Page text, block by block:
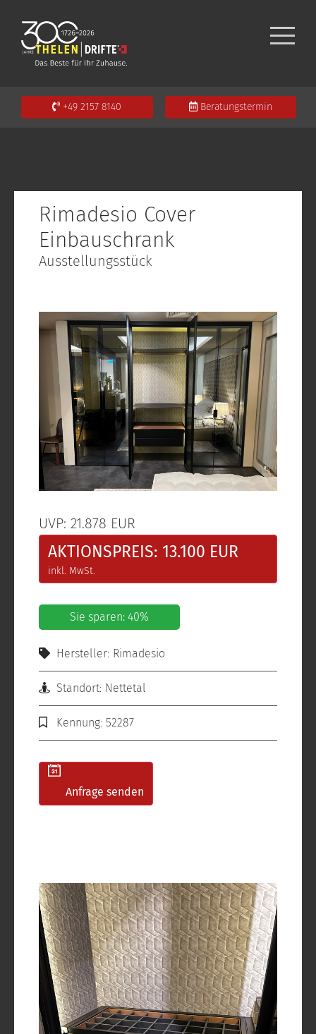
+49 2157 8140 Beratungstermin
Rimadesio Cover
Einbauschrank
Ausstellungsstück
UVP: 21.878 EUR
AKTIONSPREIS: 13.100 EUR
inkl. MwSt.
Sie sparen: 40%
Hersteller: Rimadesio
Standort: Nettetal
Kennung: 52287
Anfrage senden